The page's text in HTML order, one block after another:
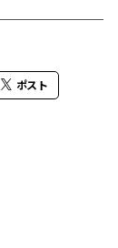
ポスト